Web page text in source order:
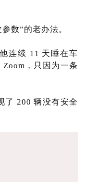
数”的老办法。
连续 11 天睡在车
，只因为一条
了 200 辆没有安全